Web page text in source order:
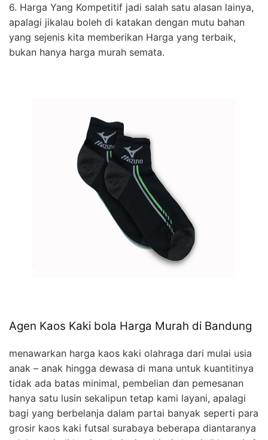
6. Harga Yang Kompetitif jadi salah satu alasan lainya,
apalagi jikalau boleh di katakan dengan mutu bahan
yang sejenis kita memberikan Harga yang terbaik,
bukan hanya harga murah semata.
Agen Kaos Kaki bola Harga Murah di Bandung
menawarkan harga kaos kaki olahraga dari mulai usia
anak – anak hingga dewasa di mana untuk kuantitinya
tidak ada batas minimal, pembelian dan pemesanan
hanya satu lusin sekalipun tetap kami layani, apalagi
bagi yang berbelanja dalam partai banyak seperti para
grosir kaos kaki futsal surabaya beberapa diantaranya